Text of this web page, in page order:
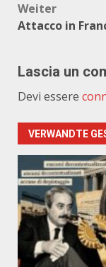
Weiter
Attacco in
Lascia un
Devi essere
VERWANDTE